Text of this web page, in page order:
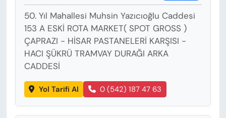
50. Yıl Mahallesi Muhsin Yazıcıoğlu Caddesi
153 A ESKİ ROTA MARKET( SPOT GROSS )
ÇAPRAZI - HİSAR PASTANELERİ KARŞISI -
HACI ŞÜKRÜ TRAMVAY DURAĞI ARKA
CADDESİ
Yol Tarifi Al 0 (542) 187 47 63